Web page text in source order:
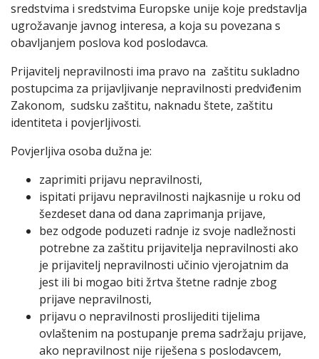
sredstvima i sredstvima Europske unije koje predstavlja
ugrožavanje javnog interesa, a koja su povezana s
obavljanjem poslova kod poslodavca.
Prijavitelj nepravilnosti ima pravo na zaštitu sukladno
postupcima za prijavljivanje nepravilnosti predviđenim
Zakonom, sudsku zaštitu, naknadu štete, zaštitu
identiteta i povjerljivosti.
Povjerljiva osoba dužna je:
zaprimiti prijavu nepravilnosti,
ispitati prijavu nepravilnosti najkasnije u roku od
šezdeset dana od dana zaprimanja prijave,
bez odgode poduzeti radnje iz svoje nadležnosti
potrebne za zaštitu prijavitelja nepravilnosti ako
je prijavitelj nepravilnosti učinio vjerojatnim da
jest ili bi mogao biti žrtva štetne radnje zbog
prijave nepravilnosti,
prijavu o nepravilnosti proslijediti tijelima
ovlaštenim na postupanje prema sadržaju prijave,
ako nepravilnost nije riješena s poslodavcem,